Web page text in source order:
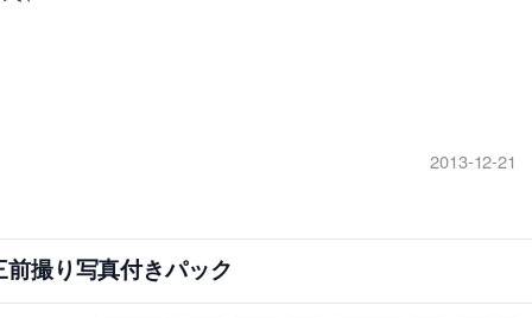
2013-12-21
前撮り写真付きパック